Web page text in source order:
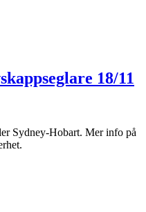
18/11
Sydney-Hobart. Mer info på